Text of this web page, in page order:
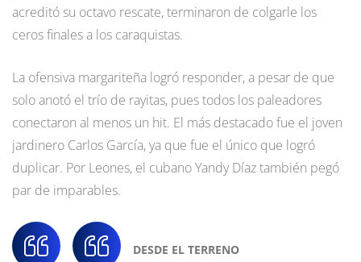
acreditó su octavo rescate, terminaron de colgarle los
ceros finales a los caraquistas.
La ofensiva margariteña logró responder, a pesar de que
solo anotó el trío de rayitas, pues todos los paleadores
conectaron al menos un hit. El más destacado fue el joven
jardinero Carlos García, ya que fue el único que logró
duplicar. Por Leones, el cubano Yandy Díaz también pegó
par de imparables.
DESDE EL TERRENO